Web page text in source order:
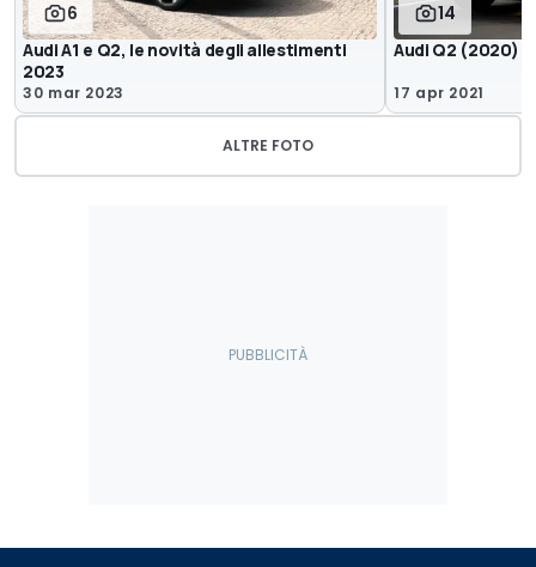
6
Audi A1 e Q2, le novità degli allestimenti
2023
30 mar 2023
14
Audi Q2 (2020)
17 apr 2021
ALTRE FOTO